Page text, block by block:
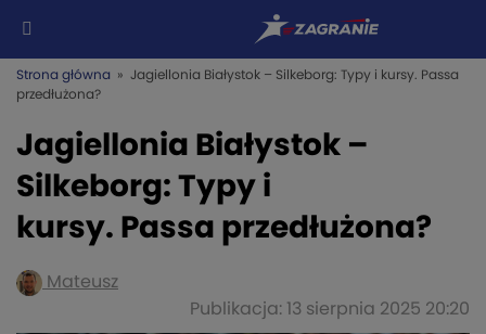
Strona główna » Jagiellonia Białystok – Silkeborg: Typy i kursy. Passa
przedłużona?
Jagiellonia Białystok –
Silkeborg: Typy i
kursy. Passa przedłużona?
Mateusz
Publikacja: 13 sierpnia 2025 20:20